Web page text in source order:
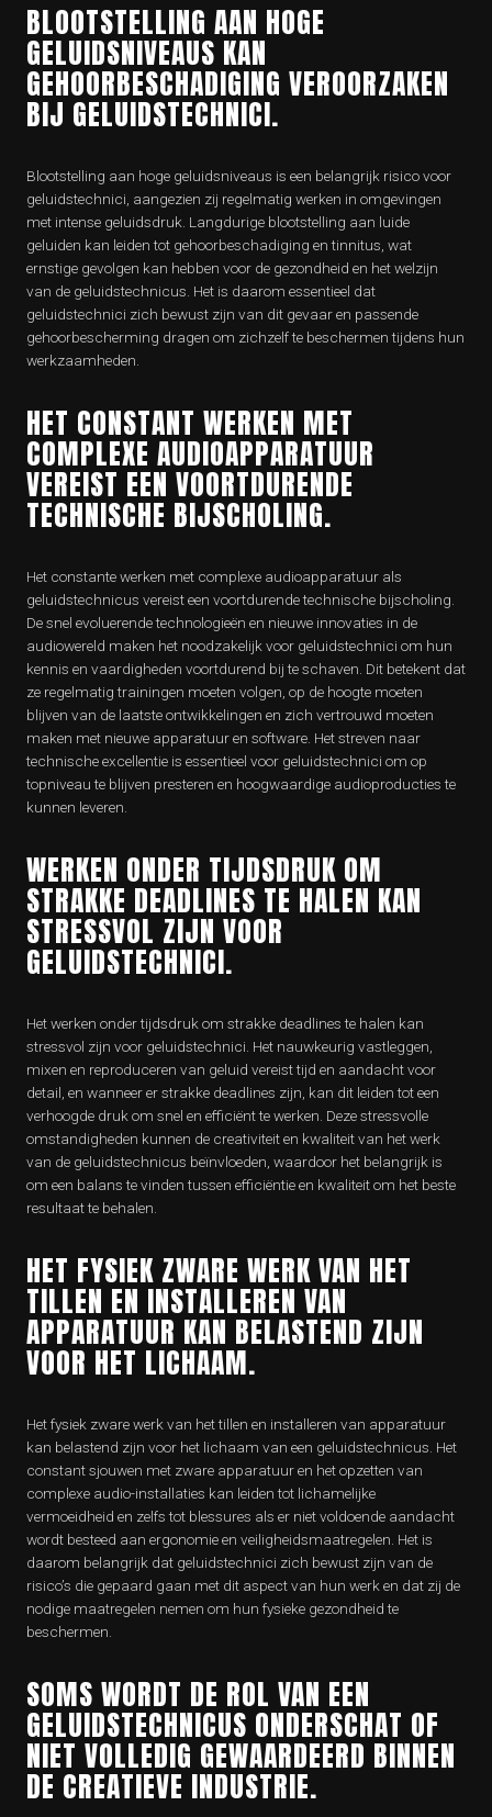
BLOOTSTELLING AAN HOGE
GELUIDSNIVEAUS KAN
GEHOORBESCHADIGING VEROORZAKEN
BIJ GELUIDSTECHNICI.
Blootstelling aan hoge geluidsniveaus is een belangrijk risico voor
geluidstechnici, aangezien zij regelmatig werken in omgevingen
met intense geluidsdruk. Langdurige blootstelling aan luide
geluiden kan leiden tot gehoorbeschadiging en tinnitus, wat
ernstige gevolgen kan hebben voor de gezondheid en het welzijn
van de geluidstechnicus. Het is daarom essentieel dat
geluidstechnici zich bewust zijn van dit gevaar en passende
gehoorbescherming dragen om zichzelf te beschermen tijdens hun
werkzaamheden.
HET CONSTANT WERKEN MET
COMPLEXE AUDIOAPPARATUUR
VEREIST EEN VOORTDURENDE
TECHNISCHE BIJSCHOLING.
Het constante werken met complexe audioapparatuur als
geluidstechnicus vereist een voortdurende technische bijscholing.
De snel evoluerende technologieën en nieuwe innovaties in de
audiowereld maken het noodzakelijk voor geluidstechnici om hun
kennis en vaardigheden voortdurend bij te schaven. Dit betekent dat
ze regelmatig trainingen moeten volgen, op de hoogte moeten
blijven van de laatste ontwikkelingen en zich vertrouwd moeten
maken met nieuwe apparatuur en software. Het streven naar
technische excellentie is essentieel voor geluidstechnici om op
topniveau te blijven presteren en hoogwaardige audioproducties te
kunnen leveren.
WERKEN ONDER TIJDSDRUK OM
STRAKKE DEADLINES TE HALEN KAN
STRESSVOL ZIJN VOOR
GELUIDSTECHNICI.
Het werken onder tijdsdruk om strakke deadlines te halen kan
stressvol zijn voor geluidstechnici. Het nauwkeurig vastleggen,
mixen en reproduceren van geluid vereist tijd en aandacht voor
detail, en wanneer er strakke deadlines zijn, kan dit leiden tot een
verhoogde druk om snel en efficiënt te werken. Deze stressvolle
omstandigheden kunnen de creativiteit en kwaliteit van het werk
van de geluidstechnicus beïnvloeden, waardoor het belangrijk is
om een balans te vinden tussen efficiëntie en kwaliteit om het beste
resultaat te behalen.
HET FYSIEK ZWARE WERK VAN HET
TILLEN EN INSTALLEREN VAN
APPARATUUR KAN BELASTEND ZIJN
VOOR HET LICHAAM.
Het fysiek zware werk van het tillen en installeren van apparatuur
kan belastend zijn voor het lichaam van een geluidstechnicus. Het
constant sjouwen met zware apparatuur en het opzetten van
complexe audio-installaties kan leiden tot lichamelijke
vermoeidheid en zelfs tot blessures als er niet voldoende aandacht
wordt besteed aan ergonomie en veiligheidsmaatregelen. Het is
daarom belangrijk dat geluidstechnici zich bewust zijn van de
risico’s die gepaard gaan met dit aspect van hun werk en dat zij de
nodige maatregelen nemen om hun fysieke gezondheid te
beschermen.
SOMS WORDT DE ROL VAN EEN
GELUIDSTECHNICUS ONDERSCHAT OF
NIET VOLLEDIG GEWAARDEERD BINNEN
DE CREATIEVE INDUSTRIE.